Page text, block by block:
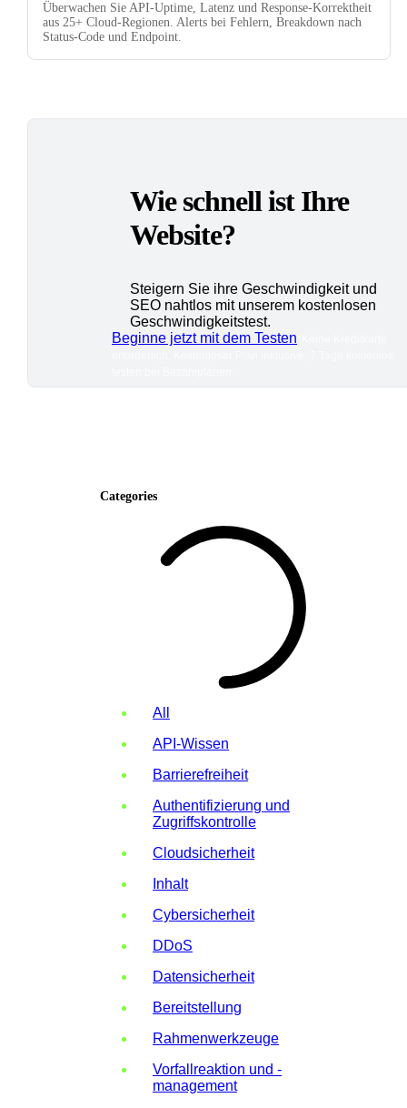
Überwachen Sie API-Uptime, Latenz und Response-Korrektheit
aus 25+ Cloud-Regionen. Alerts bei Fehlern, Breakdown nach
Status-Code und Endpoint.
Wie schnell ist Ihre
Website?
Steigern Sie ihre Geschwindigkeit und
SEO nahtlos mit unserem kostenlosen
Geschwindigkeitstest.
Beginne jetzt mit dem Testen
Categories
All
API-Wissen
Barrierefreiheit
Authentifizierung und
Zugriffskontrolle
Cloudsicherheit
Inhalt
Cybersicherheit
DDoS
Datensicherheit
Bereitstellung
Rahmenwerkzeuge
Vorfallreaktion und -
management